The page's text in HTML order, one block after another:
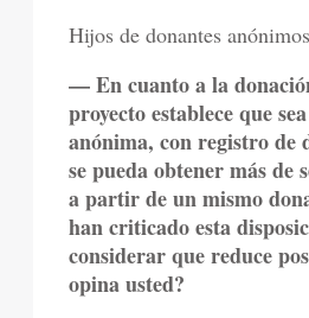
Hijos de donantes anónimos
— En cuanto a la
proyecto establece que
anónima, con registro de
se pueda obtener más de
a partir de un mismo
han criticado esta
considerar que reduce
opina usted?